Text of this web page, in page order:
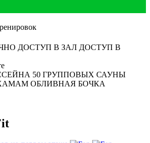
ДОСТУП В ЗАЛ ДОСТУП В
50 ГРУППОВЫХ САУНЫ
ОБЛИВНАЯ БОЧКА